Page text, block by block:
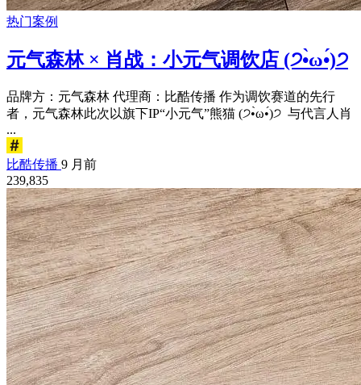
热门案例
元气森林 × 肖战：小元气调饮店 (੭•̀ω•́)੭
品牌方：元气森林 代理商：比酷传播 作为调饮赛道的先行
者，元气森林此次以旗下IP“小元气”熊猫 (੭•̀ω•́)੭ 与代言人肖
...
比酷传播 9 月前
239,835